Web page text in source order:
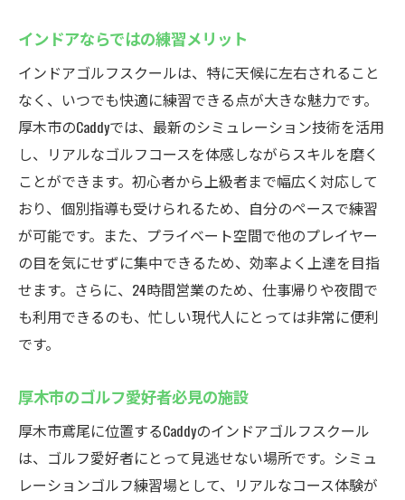
インドアならではの練習メリット
インドアゴルフスクールは、特に天候に左右されること
なく、いつでも快適に練習できる点が大きな魅力です。
厚木市のCaddyでは、最新のシミュレーション技術を活用
し、リアルなゴルフコースを体感しながらスキルを磨く
ことができます。初心者から上級者まで幅広く対応して
おり、個別指導も受けられるため、自分のペースで練習
が可能です。また、プライベート空間で他のプレイヤー
の目を気にせずに集中できるため、効率よく上達を目指
せます。さらに、24時間営業のため、仕事帰りや夜間で
も利用できるのも、忙しい現代人にとっては非常に便利
です。
厚木市のゴルフ愛好者必見の施設
厚木市鳶尾に位置するCaddyのインドアゴルフスクール
は、ゴルフ愛好者にとって見逃せない場所です。シミュ
レーションゴルフ練習場として、リアルなコース体験が